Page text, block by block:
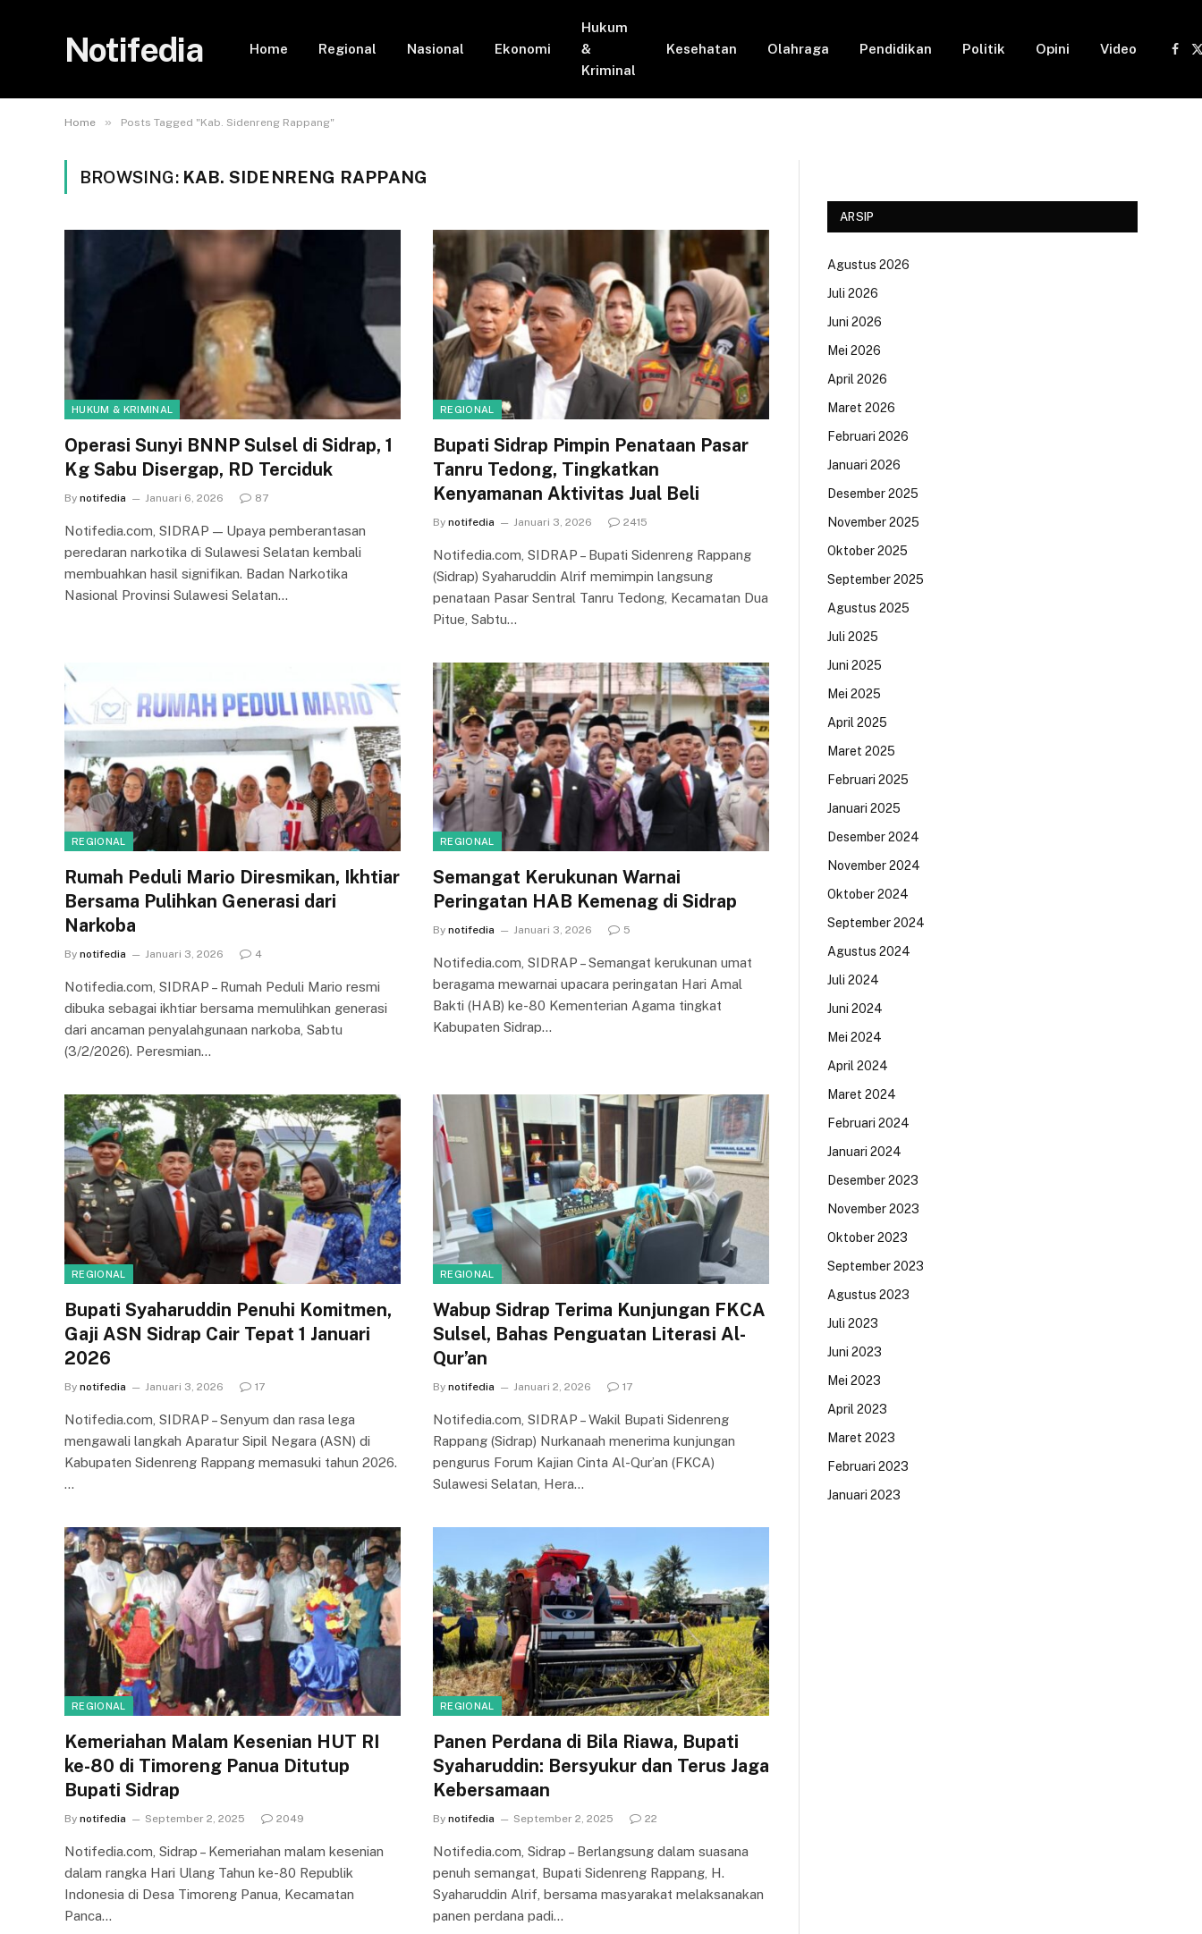
Notifedia Home Regional Nasional Ekonomi
Hukum
&
Kriminal
Kesehatan Olahraga Pendidikan Politik Opini Video
Home » Posts Tagged "Kab. Sidenreng Rappang"
BROWSING: KAB. SIDENRENG RAPPANG
HUKUM & KRIMINAL
Operasi Sunyi BNNP Sulsel di Sidrap, 1
Kg Sabu Disergap, RD Terciduk
By notifedia Januari 6, 2026 87
Notifedia.com, SIDRAP — Upaya pemberantasan
peredaran narkotika di Sulawesi Selatan kembali
membuahkan hasil signifikan. Badan Narkotika
Nasional Provinsi Sulawesi Selatan…
REGIONAL
Bupati Sidrap Pimpin Penataan Pasar
Tanru Tedong, Tingkatkan
Kenyamanan Aktivitas Jual Beli
By notifedia Januari 3, 2026 2415
Notifedia.com, SIDRAP – Bupati Sidenreng Rappang
(Sidrap) Syaharuddin Alrif memimpin langsung
penataan Pasar Sentral Tanru Tedong, Kecamatan Dua
Pitue, Sabtu…
REGIONAL
Rumah Peduli Mario Diresmikan, Ikhtiar
Bersama Pulihkan Generasi dari
Narkoba
By notifedia Januari 3, 2026 4
Notifedia.com, SIDRAP – Rumah Peduli Mario resmi
dibuka sebagai ikhtiar bersama memulihkan generasi
dari ancaman penyalahgunaan narkoba, Sabtu
(3/2/2026). Peresmian…
REGIONAL
Semangat Kerukunan Warnai
Peringatan HAB Kemenag di Sidrap
By notifedia Januari 3, 2026 5
Notifedia.com, SIDRAP – Semangat kerukunan umat
beragama mewarnai upacara peringatan Hari Amal
Bakti (HAB) ke-80 Kementerian Agama tingkat
Kabupaten Sidrap…
REGIONAL
Bupati Syaharuddin Penuhi Komitmen,
Gaji ASN Sidrap Cair Tepat 1 Januari
2026
By notifedia Januari 3, 2026 17
Notifedia.com, SIDRAP – Senyum dan rasa lega
mengawali langkah Aparatur Sipil Negara (ASN) di
Kabupaten Sidenreng Rappang memasuki tahun 2026.
…
REGIONAL
Wabup Sidrap Terima Kunjungan FKCA
Sulsel, Bahas Penguatan Literasi Al-
Qur’an
By notifedia Januari 2, 2026 17
Notifedia.com, SIDRAP – Wakil Bupati Sidenreng
Rappang (Sidrap) Nurkanaah menerima kunjungan
pengurus Forum Kajian Cinta Al-Qur’an (FKCA)
Sulawesi Selatan, Hera…
REGIONAL
Kemeriahan Malam Kesenian HUT RI
ke-80 di Timoreng Panua Ditutup
Bupati Sidrap
By notifedia September 2, 2025 2049
Notifedia.com, Sidrap – Kemeriahan malam kesenian
dalam rangka Hari Ulang Tahun ke-80 Republik
Indonesia di Desa Timoreng Panua, Kecamatan
Panca…
REGIONAL
Panen Perdana di Bila Riawa, Bupati
Syaharuddin: Bersyukur dan Terus Jaga
Kebersamaan
By notifedia September 2, 2025 22
Notifedia.com, Sidrap – Berlangsung dalam suasana
penuh semangat, Bupati Sidenreng Rappang, H.
Syaharuddin Alrif, bersama masyarakat melaksanakan
panen perdana padi…
ARSIP
Agustus 2026
Juli 2026
Juni 2026
Mei 2026
April 2026
Maret 2026
Februari 2026
Januari 2026
Desember 2025
November 2025
Oktober 2025
September 2025
Agustus 2025
Juli 2025
Juni 2025
Mei 2025
April 2025
Maret 2025
Februari 2025
Januari 2025
Desember 2024
November 2024
Oktober 2024
September 2024
Agustus 2024
Juli 2024
Juni 2024
Mei 2024
April 2024
Maret 2024
Februari 2024
Januari 2024
Desember 2023
November 2023
Oktober 2023
September 2023
Agustus 2023
Juli 2023
Juni 2023
Mei 2023
April 2023
Maret 2023
Februari 2023
Januari 2023